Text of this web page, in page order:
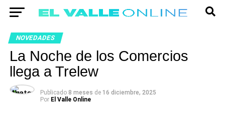
NOVEDADES
La Noche de los Comercios
llega a Trelew
Publicado 8 meses de 16 diciembre, 2025
Por El Valle Online